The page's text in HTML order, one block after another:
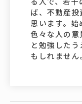
ば、不動産
思います。始
色々な人の意
と勉強した
もしれません。